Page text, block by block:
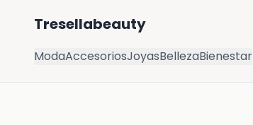
Tresellabeauty
ModaAccesoriosJoyasBellezaBienestar